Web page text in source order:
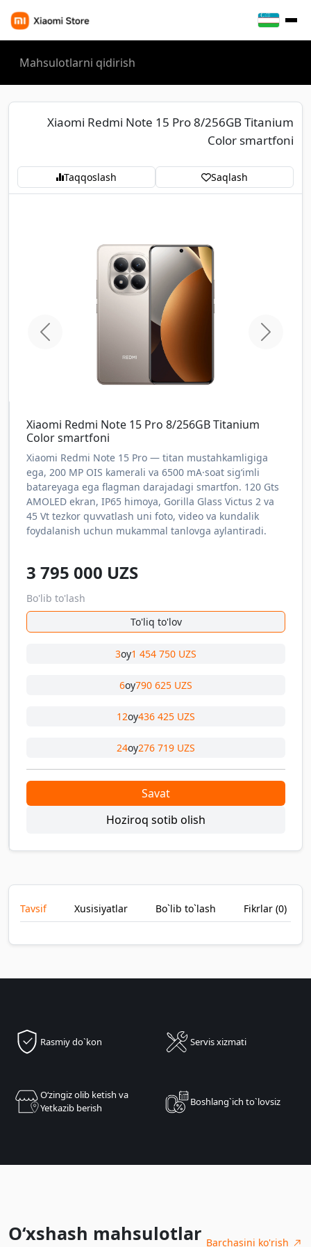
Xiaomi Redmi Note 15 Pro 8/256GB Titanium
Color smartfoni
Taqqoslash Saqlash
home.previous
Xiaomi Redmi Note 15 Pro 8/256GB Titanium
Color smartfoni
Xiaomi Redmi Note 15 Pro — titan mustahkamligiga
ega, 200 MP OIS kamerali va 6500 mA·soat sig‘imli
batareyaga ega flagman darajadagi smartfon. 120 Gts
AMOLED ekran, IP65 himoya, Gorilla Glass Victus 2 va
45 Vt tezkor quvvatlash uni foto, video va kundalik
foydalanish uchun mukammal tanlovga aylantiradi.
3 795 000 UZS
Bo'lib to'lash
To'liq to'lov
3oy1 454 750 UZS
6oy790 625 UZS
12oy436 425 UZS
24oy276 719 UZS
Savat
Hoziroq sotib olish
Tavsif Xusisiyatlar Bo`lib to`lash Fikrlar (0)
Rasmiy do`kon Servis xizmati
Oʻzingiz olib ketish va
Yetkazib berish
Boshlang`ich to`lovsiz
O‘xshash mahsulotlar Barchasini ko'rish